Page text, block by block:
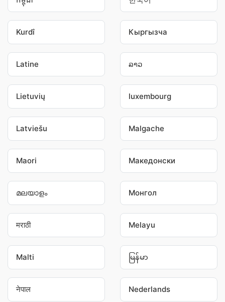
Kurdî Кыргызча
Latine ລາວ
Lietuvių luxembourg
Latviešu Malgache
Maori Македонски
മലയാളം Монгол
मराठी Melayu
Malti မြန်မာ
नेपाल Nederlands